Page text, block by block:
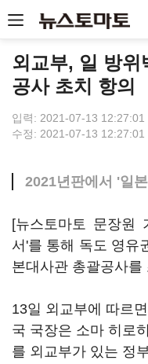
외교부, 일 방
공사 초치 항의
입력: 2021-07-13 12:27:01
수정: 2021-07-13 12:27:01
2021년판에서 '일
[뉴스토마토 문장원
서'를 통해 독도 영유
본대사관 총괄공사
13일 외교부에 따르
국 국장은 소마 히로
를 외교부가 있는 정